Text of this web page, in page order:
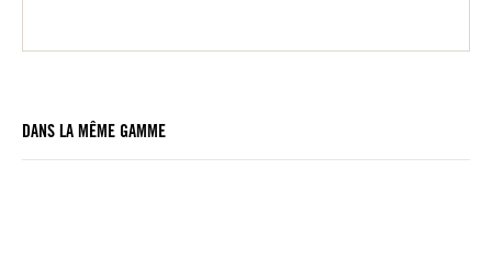
DANS LA MÊME GAMME